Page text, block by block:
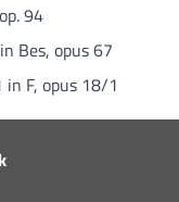
94
Bes, opus 67
F, opus 18/1